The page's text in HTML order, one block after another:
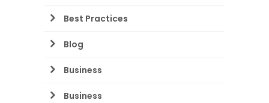
Best Practices
Blog
Business
Business